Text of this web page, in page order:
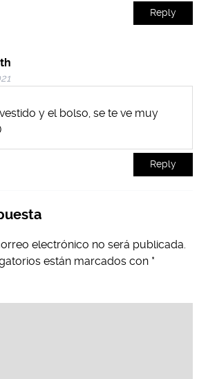
Reply
y el bolso, se te ve muy
Reply
electrónico no será publicada.
están marcados con *